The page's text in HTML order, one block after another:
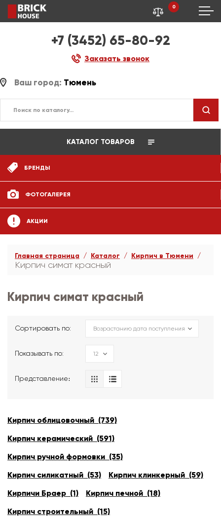
+7 (3452) 65-80-92
Заказать звонок
0
Ваш город: Тюмень
КАТАЛОГ ТОВАРОВ
БРЕНДЫ
ФОТОГАЛЕРЕЯ
АКЦИИ
Главная страница Каталог Кирпич в Тюмени
Кирпич симат красный
Кирпич симат красный
Сортировать по:
Показывать по:
Представление։
Кирпич облицовочный (739)
Кирпич керамический (591)
Кирпич ручной формовки (35)
Кирпич силикатный (53)
Кирпич клинкерный (59)
Кирпичи Браер (1)
Кирпич печной (18)
Кирпич строительный (15)